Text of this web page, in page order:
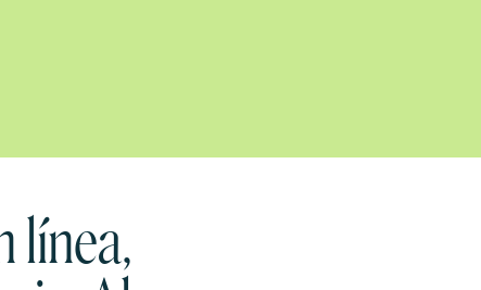
línea,